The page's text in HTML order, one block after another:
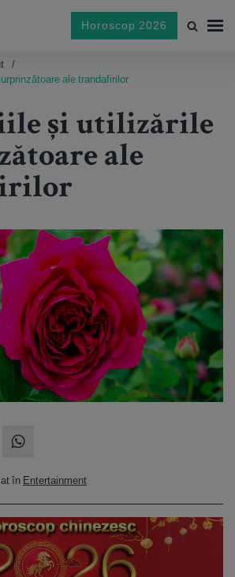
Horoscop 2026
ale trandafirilor
și utilizările
ale
în Entertainment